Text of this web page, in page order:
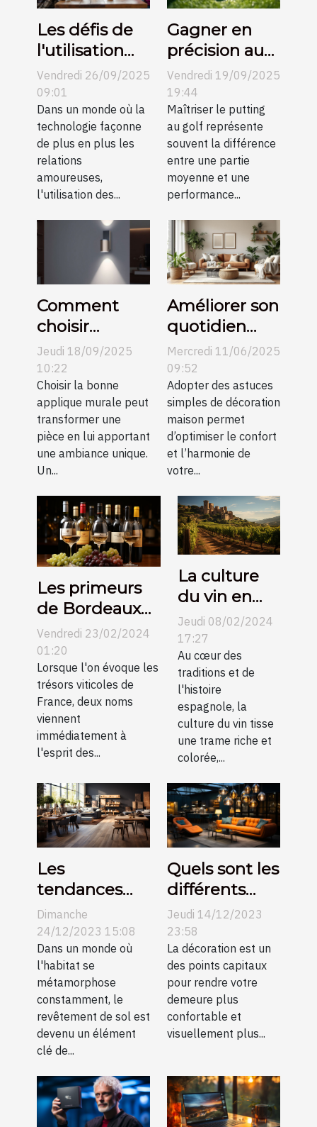
Les défis de
l'utilisation
des
plateformes
de rencontre
en petites
communes
Vendredi 26/09/2025
09:01
Dans un monde où la
technologie façonne
de plus en plus les
relations
amoureuses,
l'utilisation des...
Gagner en
précision au
putting grâce
aux conseils
vidéo
Vendredi 19/09/2025
19:44
Maîtriser le putting
au golf représente
souvent la différence
entre une partie
moyenne et une
performance...
Comment
choisir
l’applique
murale
parfaite pour
votre espace
?
Jeudi 18/09/2025
10:22
Choisir la bonne
applique murale peut
transformer une
pièce en lui apportant
une ambiance unique.
Un...
Améliorer son
quotidien
avec des
astuces
simples de
décoration
maison
Mercredi 11/06/2025
09:52
Adopter des astuces
simples de décoration
maison permet
d’optimiser le confort
et l’harmonie de
votre...
Les primeurs
de Bordeaux
contre
Bourgogne :
une
comparaison
pour les
collectionneurs
Vendredi 23/02/2024
01:20
Lorsque l'on évoque les
trésors viticoles de
France, deux noms
viennent
immédiatement à
l'esprit des...
La culture
du vin en
Espagne et
son
évolution au
fil des
siècles
Jeudi 08/02/2024
17:27
Au cœur des
traditions et de
l'histoire
espagnole, la
culture du vin tisse
une trame riche et
colorée,...
Les
tendances
actuelles
dans le
revêtement
de sol et
comment
elles
transforment
l'esthétique
des
habitations
modernes
Dimanche
24/12/2023 15:08
Dans un monde où
l'habitat se
métamorphose
constamment, le
revêtement de sol est
devenu un élément
clé de...
Quels sont les
différents
types de
suspension et
idées pour
améliorer la
décoration de
votre
intérieur ?
Jeudi 14/12/2023
23:58
La décoration est un
des points capitaux
pour rendre votre
demeure plus
confortable et
visuellement plus...